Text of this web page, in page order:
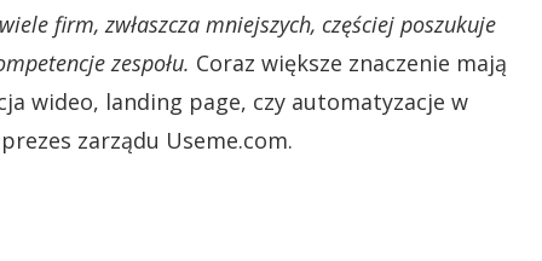
firm, zwłaszcza mniejszych, częściej poszukuje
zespołu. Coraz większe znaczenie mają
wideo, landing page, czy automatyzacje w
zarządu Useme.com.